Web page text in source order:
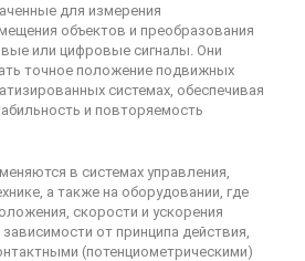
для измерения
объектов и преобразования
или цифровые сигналы. Они
точное положение подвижных
системах, обеспечивая
и повторяемость
в системах управления,
а также на оборудовании, где
скорости и ускорения
от принципа действия,
(потенциометрическими)